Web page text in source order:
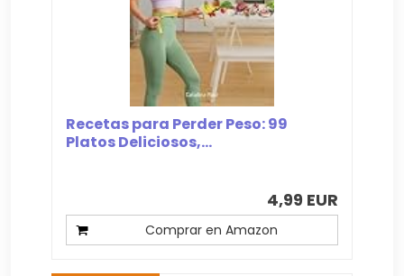
Recetas para Perder Peso: 99
Platos Deliciosos,...
4,99 EUR
Comprar en Amazon